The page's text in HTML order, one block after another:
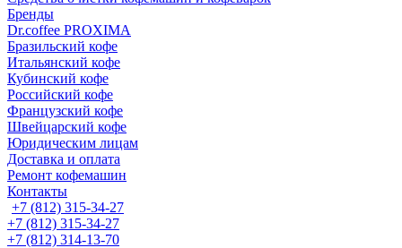
Бренды
Dr.coffee PROXIMA
Бразильский кофе
Итальянский кофе
Кубинский кофе
Российский кофе
Французский кофе
Швейцарский кофе
Юридическим лицам
Доставка и оплата
Ремонт кофемашин
Контакты
+7 (812) 315-34-27
+7 (812) 315-34-27
+7 (812) 314-13-70